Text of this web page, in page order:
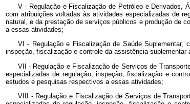
V - Regulação e Fiscalização de Petróleo e Derivados,
com atribuições voltadas às atividades especializadas de
natural, e da prestação de serviços públicos e produção de
a essas atividades;
VI - Regulação e Fiscalização de Saúde Suplementar,
inspeção, fiscalização e controle da assistência
VII - Regulação e Fiscalização de Serviços de
especializadas de regulação, inspeção, fiscalização e
estudos e pesquisas respectivos a essas atividades;
VIII - Regulação e Fiscalização de Serviços de